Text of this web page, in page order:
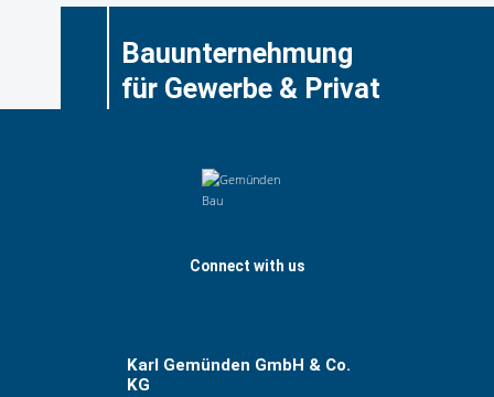
Bauunternehmung
für Gewerbe & Privat
Connect with us
Karl Gemünden GmbH & Co.
KG